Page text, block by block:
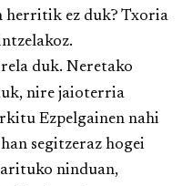
herritik ez duk? Txoria
duk. Neretako
nire jaioterria
Ezpelgainen nahi
segitzeraz hogei
ninduan,